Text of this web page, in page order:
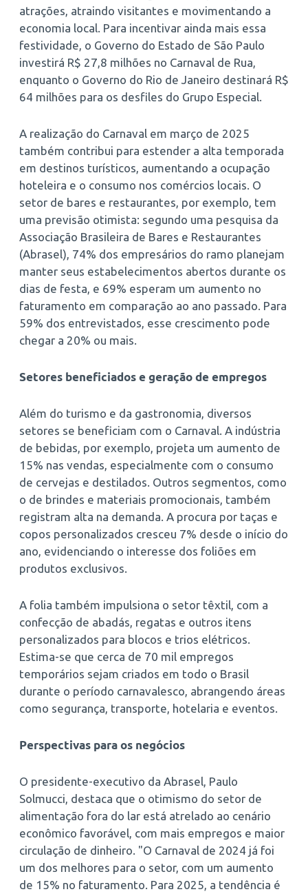
atrações, atraindo visitantes e movimentando a
economia local. Para incentivar ainda mais essa
festividade, o Governo do Estado de São Paulo
investirá R$ 27,8 milhões no Carnaval de Rua,
enquanto o Governo do Rio de Janeiro destinará R$
64 milhões para os desfiles do Grupo Especial.
A realização do Carnaval em março de 2025
também contribui para estender a alta temporada
em destinos turísticos, aumentando a ocupação
hoteleira e o consumo nos comércios locais. O
setor de bares e restaurantes, por exemplo, tem
uma previsão otimista: segundo uma pesquisa da
Associação Brasileira de Bares e Restaurantes
(Abrasel), 74% dos empresários do ramo planejam
manter seus estabelecimentos abertos durante os
dias de festa, e 69% esperam um aumento no
faturamento em comparação ao ano passado. Para
59% dos entrevistados, esse crescimento pode
chegar a 20% ou mais.
Setores beneficiados e geração de empregos
Além do turismo e da gastronomia, diversos
setores se beneficiam com o Carnaval. A indústria
de bebidas, por exemplo, projeta um aumento de
15% nas vendas, especialmente com o consumo
de cervejas e destilados. Outros segmentos, como
o de brindes e materiais promocionais, também
registram alta na demanda. A procura por taças e
copos personalizados cresceu 7% desde o início do
ano, evidenciando o interesse dos foliões em
produtos exclusivos.
A folia também impulsiona o setor têxtil, com a
confecção de abadás, regatas e outros itens
personalizados para blocos e trios elétricos.
Estima-se que cerca de 70 mil empregos
temporários sejam criados em todo o Brasil
durante o período carnavalesco, abrangendo áreas
como segurança, transporte, hotelaria e eventos.
Perspectivas para os negócios
O presidente-executivo da Abrasel, Paulo
Solmucci, destaca que o otimismo do setor de
alimentação fora do lar está atrelado ao cenário
econômico favorável, com mais empregos e maior
circulação de dinheiro. "O Carnaval de 2024 já foi
um dos melhores para o setor, com um aumento
de 15% no faturamento. Para 2025, a tendência é